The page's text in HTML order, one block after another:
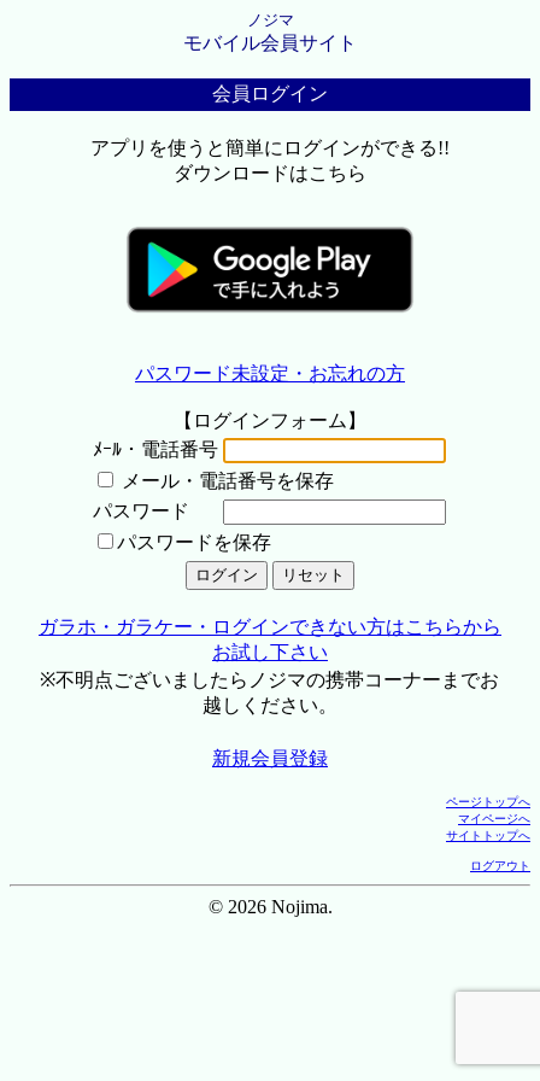
ノジマ
モバイル会員サイト
会員ログイン
アプリを使うと簡単にログインができる!!
ダウンロードはこちら
パスワード未設定・お忘れの方
【ログインフォーム】
ﾒｰﾙ・電話番号
メール・電話番号を保存
パスワード
パスワードを保存
ガラホ・ガラケー・ログインできない方はこちらから
お試し下さい
※不明点ございましたらノジマの携帯コーナーまでお
越しください。
新規会員登録
ページトップへ
マイページへ
サイトトップへ
ログアウト
© 2026 Nojima.